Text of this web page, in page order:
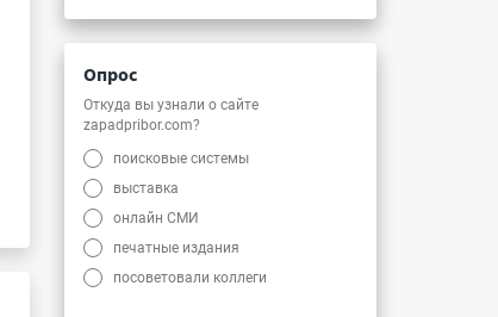
Опрос
Откуда вы узнали о сайте
zapadpribor.com?
поисковые системы
выставка
онлайн СМИ
печатные издания
посоветовали коллеги